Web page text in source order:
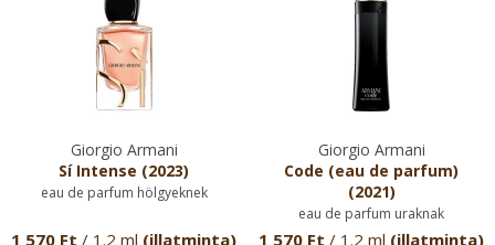
Giorgio Armani
Sí Intense (2023)
eau de parfum hölgyeknek
1 570 Ft / 1.2 ml (illatminta)
Giorgio Armani
Code (eau de parfum)
(2021)
eau de parfum uraknak
1 570 Ft / 1.2 ml (illatminta)